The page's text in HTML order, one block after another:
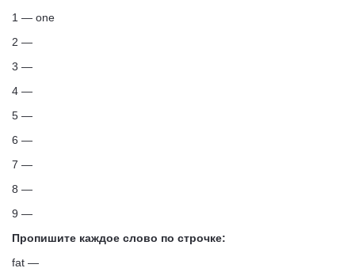
1 — one
2 —
3 —
4 —
5 —
6 —
7 —
8 —
9 —
Пропишите каждое слово по строчке:
fat —